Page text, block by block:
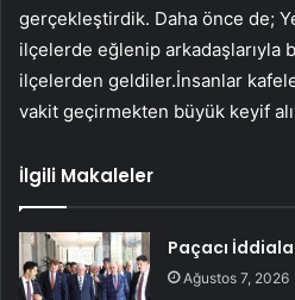
gerçekleştirdik. Daha önce de;
ilçelerde eğlenip arkadaşlarıyla
ilçelerden geldiler.İnsanlar
vakit geçirmekten büyük keyif
İlgili Makaleler
Paçacı
Ağustos 7, 2026